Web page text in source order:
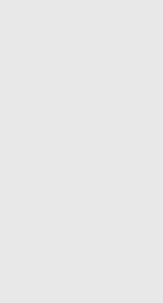
Даю согласие на